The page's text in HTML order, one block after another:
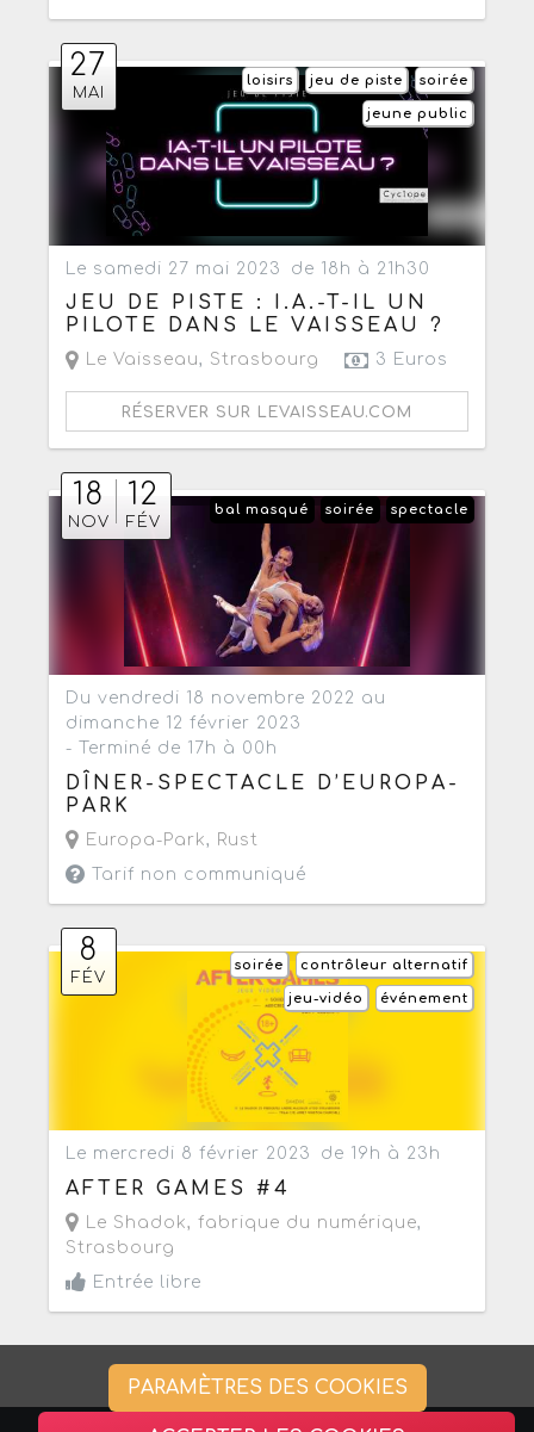
27
MAI
soirée
jeu de piste
loisirs
jeune public
Le samedi 27 mai 2023 de 18h à 21h30
JEU DE PISTE : I.A.-T-IL UN
PILOTE DANS LE VAISSEAU ?
Le Vaisseau, Strasbourg 3 Euros
RÉSERVER SUR LEVAISSEAU.COM
18
NOV
12
FÉV
spectacle
soirée
bal masqué
Du vendredi 18 novembre 2022 au
dimanche 12 février 2023
- Terminé de 17h à 00h
DÎNER-SPECTACLE D’EUROPA-
PARK
Europa-Park, Rust
Tarif non communiqué
8
FÉV
contrôleur alternatif
soirée
événement
jeu-vidéo
Le mercredi 8 février 2023 de 19h à 23h
AFTER GAMES #4
Le Shadok, fabrique du numérique,
Strasbourg
Entrée libre
PARAMÈTRES DES COOKIES